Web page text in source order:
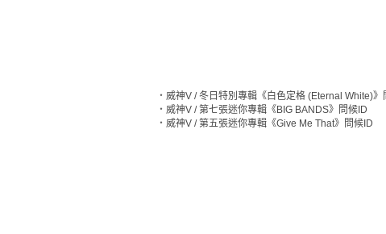
‧ 威神V / 冬日特別專輯《白色定格 (Eternal White)》
‧ 威神V / 第七張迷你專輯《BIG BANDS》問候ID
‧ 威神V / 第五張迷你專輯《Give Me That》問候ID